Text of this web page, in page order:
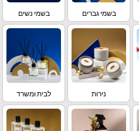
בשמי גברים בשמי נשים
נירות לבית ומשרד